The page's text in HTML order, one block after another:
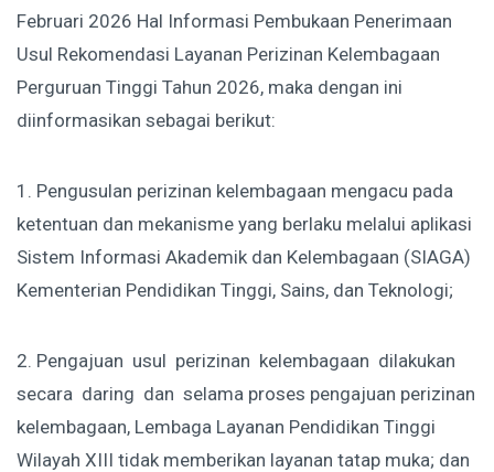
Februari 2026 Hal Informasi Pembukaan Penerimaan
Usul Rekomendasi Layanan Perizinan Kelembagaan
Perguruan Tinggi Tahun 2026, maka dengan ini
diinformasikan sebagai berikut:
1. Pengusulan perizinan kelembagaan mengacu pada
ketentuan dan mekanisme yang berlaku melalui aplikasi
Sistem Informasi Akademik dan Kelembagaan (SIAGA)
Kementerian Pendidikan Tinggi, Sains, dan Teknologi;
2. Pengajuan usul perizinan kelembagaan dilakukan
secara daring dan selama proses pengajuan perizinan
kelembagaan, Lembaga Layanan Pendidikan Tinggi
Wilayah XIII tidak memberikan layanan tatap muka; dan